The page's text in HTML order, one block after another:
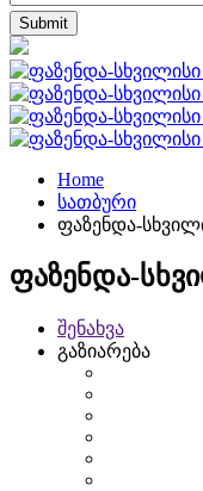
Home
სათბური
ფაზენდა-
ფაზენდა-
შენახვა
გაზიარება